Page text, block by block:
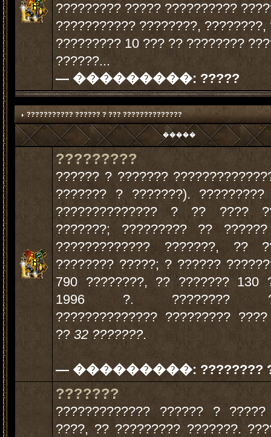
????????? ????? ??????????
??????????? ????????, ????????,
????????? 10 ??? ?? ????????
??????...
— ���������: ?????
??????????? ?????? ? ??? ??????????????
�����
?????????
?????? ? ???????
??????? ? ???????).
?????????????? ? ?? ????
???????; ????????? ??
????????????? ???????, ??
???????? ?????; ? ??????
790 ????????, ?? ??????? 130
1996 ?. ????????
?????????????? ?????????
?? 32 ???????.
— ���������: ????????
???????
????????????? ?????? ? ?????
????, ?? ????????? ???????.